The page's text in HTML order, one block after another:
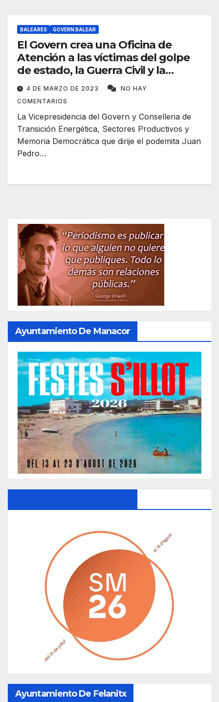
BALEARES GOVERN BALEAR
El Govern crea una Oficina de
Atención a las víctimas del golpe
de estado, la Guerra Civil y la
represión franquista
4 DE MARZO DE 2023
NO HAY
COMENTARIOS
La Vicepresidencia del Govern y Conselleria de
Transición Energética, Sectores Productivos y
Memoria Democrática que dirije el podemita Juan
Pedro…
Ayuntamiento De Manacor
Ayuntamiento De Felanitx